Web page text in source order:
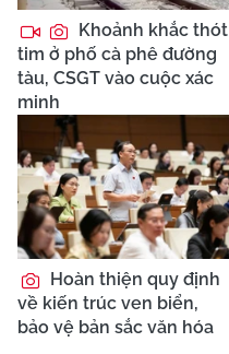
Khoảnh khắc thót
tim ở phố cà phê đường
tàu, CSGT vào cuộc xác
minh
Hoàn thiện quy định
về kiến trúc ven biển,
bảo vệ bản sắc văn hóa